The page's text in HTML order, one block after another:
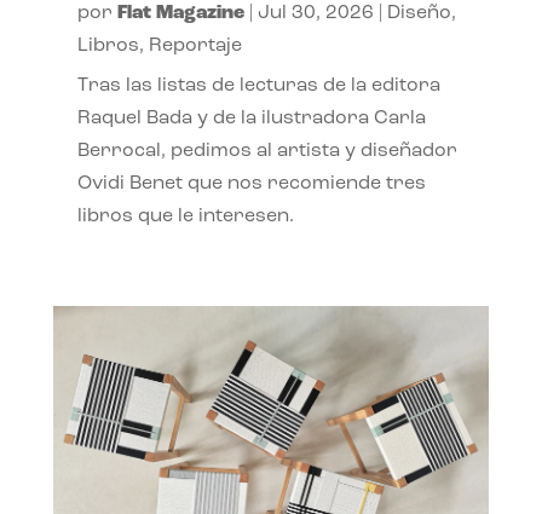
por Flat Magazine| Jul 30, 2026 Diseño,
Libros, Reportaje
Tras las listas de lecturas de la editora
Raquel Bada y de la ilustradora Carla
Berrocal, pedimos al artista y diseñador
Ovidi Benet que nos recomiende tres
libros que le interesen.